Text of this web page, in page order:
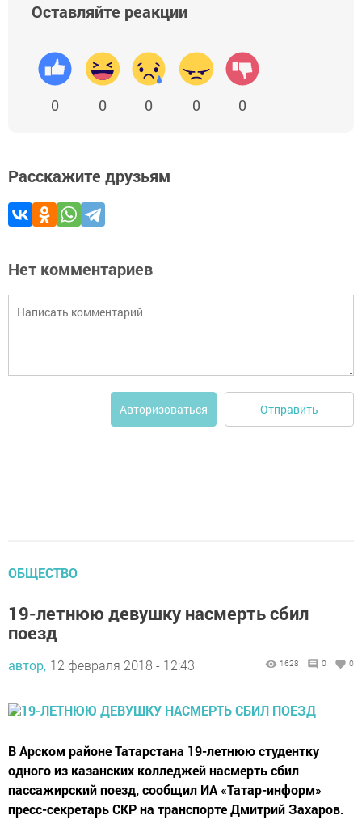
Оставляйте реакции
0 0 0 0 0
Расскажите друзьям
Нет комментариев
Авторизоваться Отправить
ОБЩЕСТВО
19-летнюю девушку насмерть сбил
поезд
автор, 12 февраля 2018 - 12:43 1628 0 0
В Арском районе Татарстана 19-летнюю студентку
одного из казанских колледжей насмерть сбил
пассажирский поезд, сообщил ИА «Татар-информ»
пресс-секретарь СКР на транспорте Дмитрий Захаров.